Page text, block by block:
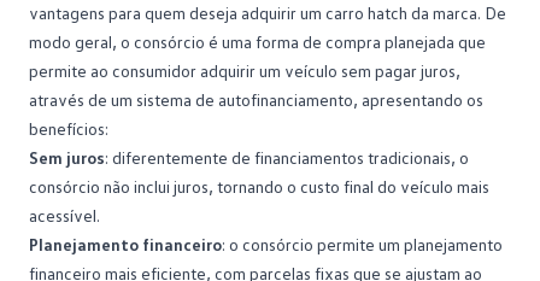
vantagens para quem deseja adquirir um carro hatch da marca. De
modo geral, o consórcio é uma forma de compra planejada que
permite ao consumidor adquirir um veículo sem pagar juros,
através de um sistema de autofinanciamento, apresentando os
benefícios:
Sem juros: diferentemente de financiamentos tradicionais, o
consórcio não inclui juros, tornando o custo final do veículo mais
acessível.
Planejamento financeiro: o consórcio permite um planejamento
financeiro mais eficiente, com parcelas fixas que se ajustam ao